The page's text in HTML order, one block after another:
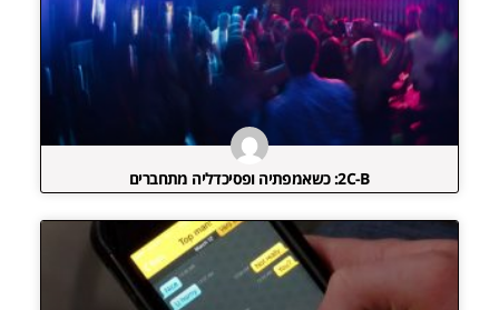
2C-B: כשאמפתיה ופסיכדליה מתחברים